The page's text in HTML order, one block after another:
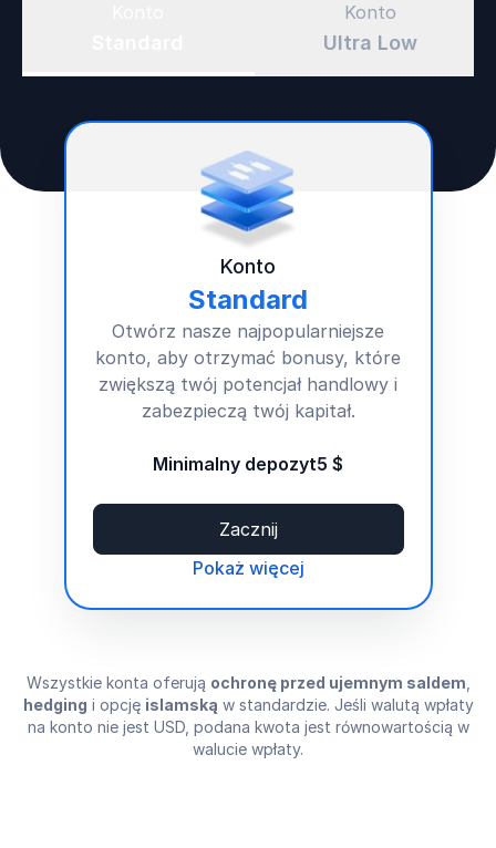
Konto
Ultra Low
Konto
Standard
Otwórz nasze najpopularniejsze
konto, aby otrzymać bonusy, które
zwiększą twój potencjał handlowy i
zabezpieczą twój kapitał.
Minimalny depozyt5 $
Zacznij
Pokaż więcej
Wszystkie konta oferują ochronę przed ujemnym saldem
hedging i opcję islamską w standardzie. Jeśli walutą wpłaty
na konto nie jest USD, podana kwota jest równowartością w
walucie wpłaty.